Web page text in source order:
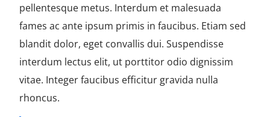
pellentesque metus. Interdum et malesuada
fames ac ante ipsum primis in faucibus. Etiam sed
blandit dolor, eget convallis dui. Suspendisse
interdum lectus elit, ut porttitor odio dignissim
vitae. Integer faucibus efficitur gravida nulla
rhoncus.